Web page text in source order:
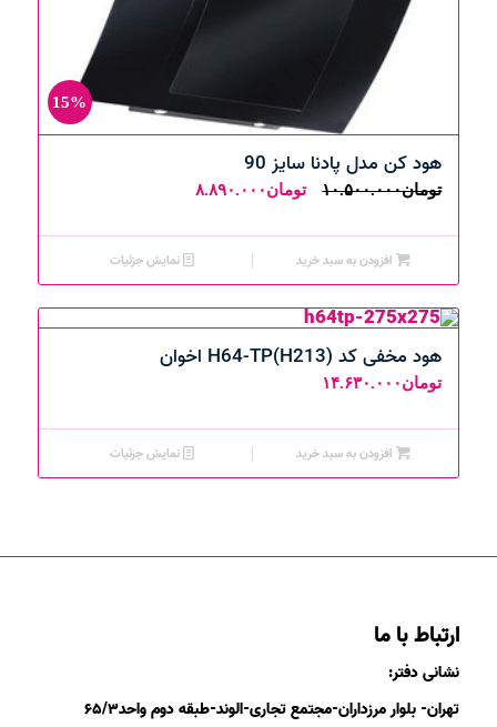
هود کن مدل پادنا سایز 90
تومان۱۰.۵۰۰.۰۰۰
قیمت
تومان۱۰.۵۰۰.۰۰۰
بود.
تومان۸.۸۹۰.۰۰۰قیمت
تومان۸.۸۹۰.۰۰۰.
15%
افزودن به سبد خرید نمایش جزئیات
هود مخفی کد H64-TP(H213) اخوان
تومان۱۴.۶۳۰.۰۰۰
افزودن به سبد خرید نمایش جزئیات
ارتباط با ما
نشانی دفتر:
تهران- بلوار مرزداران-مجتمع تجاری-الوند-طبقه دومواحد۶ ۵/۳